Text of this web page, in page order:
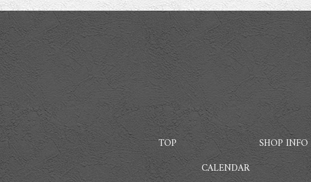
TOP SHOP INFO
CALENDAR